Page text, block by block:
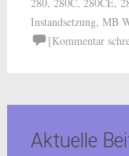
280, 280C, 280CE,
Instandsetzung, MB
[Kommentar
Aktuelle